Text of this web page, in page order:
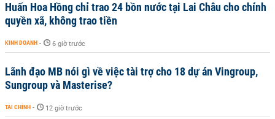
Huấn Hoa Hồng chỉ trao 24 bồn nước tại Lai Châu cho chính
quyền xã, không trao tiền
KINH DOANH - 6 giờ trước
Lãnh đạo MB nói gì về việc tài trợ cho 18 dự án Vingroup,
Sungroup và Masterise?
TÀI CHÍNH - 12 giờ trước